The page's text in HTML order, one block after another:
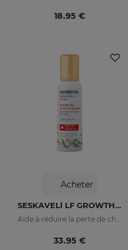
18.95 €
Acheter
SESKAVELl LF GROWTH Spray Redensifiant Anti-Chute
33.95 €